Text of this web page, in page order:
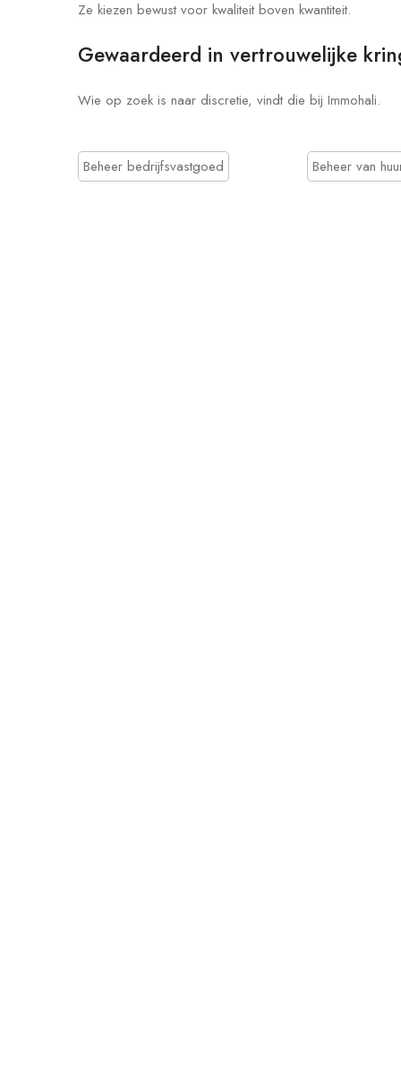
Ze kiezen bewust voor kwaliteit boven kwantiteit.
Gewaardeerd in vertrouwelijke
Wie op zoek is naar discretie, vindt die bij Immohali.
Beheer bedrijfsvastgoed Beheer van